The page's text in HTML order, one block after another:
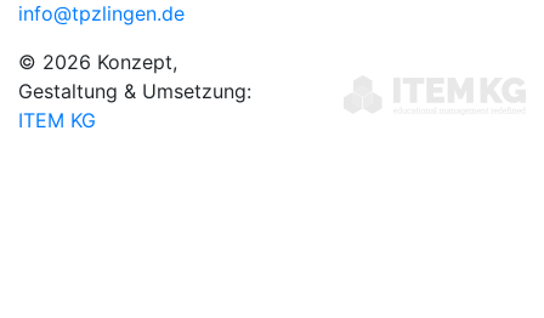
info@tpzlingen.de
© 2026 Konzept,
Gestaltung & Umsetzung:
ITEM KG